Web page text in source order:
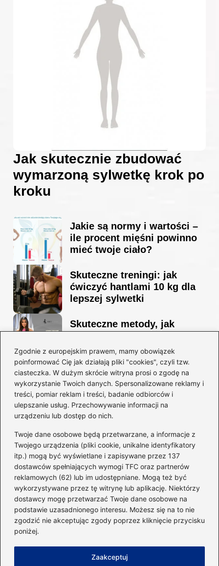
Zgodnie z europejskim prawem, mamy obowiązek
poinformować Cię jak działają pliki "cookies", czyli tzw.
ciasteczka. W dużym skrócie witryna prosi o zgodę na
wykorzystanie Twoich danych. Spersonalizowane reklamy i
treści, pomiar reklam i treści, badanie odbiorców i
ulepszanie usług. Przechowywanie informacji na
urządzeniu lub dostęp do nich.
Twoje dane osobowe będą przetwarzane, a informacje z
Twojego urządzenia (pliki cookie, unikalne identyfikatory
itp.) mogą być wyświetlane i zapisywane przez 137
dostawców spełniających wymogi TFC oraz partnerów
reklamowych (62) lub im udostępniane. Mogą też być
wykorzystywane przez tę witrynę lub aplikację. Niektórzy
dostawcy mogę przetwarzać Twoje dane osobowe na
podstawie uzasadnionego interesu. Możesz się na to nie
zgodzić nie akceptując zgody poprzez kliknięcie przycisku
poniżej.
Zaakceptuj
Jak skutecznie zbudować
wymarzoną sylwetkę krok po
kroku
Jakie są normy i wartości –
ile procent mięśni powinno
mieć twoje ciało?
Skuteczne treningi: jak
ćwiczyć hantlami 10 kg dla
lepszej sylwetki
Skuteczne metody, jak
sylwetkę w zaledwie 90 dni
Idealny garnitur: jak dobrać
go do swojej sylwetki?
Kategorie
Dieta i kalorie(221)
Fitness(236)
Siłownia(101)
Sport(60)
Sprzęt i akcesoria(25)
Suplementy(38)